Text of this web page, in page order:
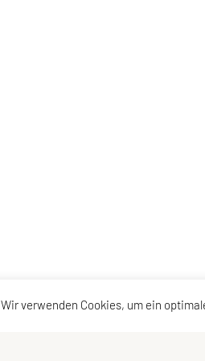
Wir verwenden Cookies, um ein